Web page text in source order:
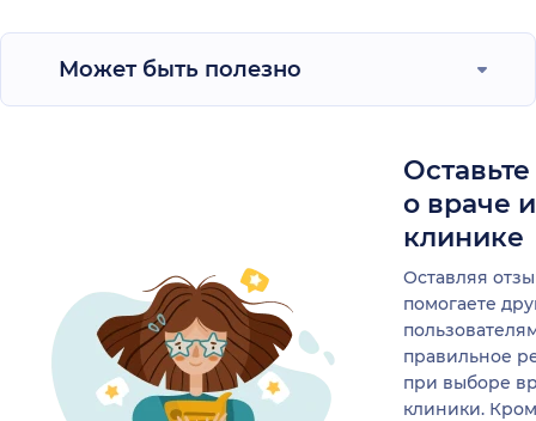
Может быть полезно
о враче
клинике
Оставляя
помогаете
правильное
при выборе
клиники.